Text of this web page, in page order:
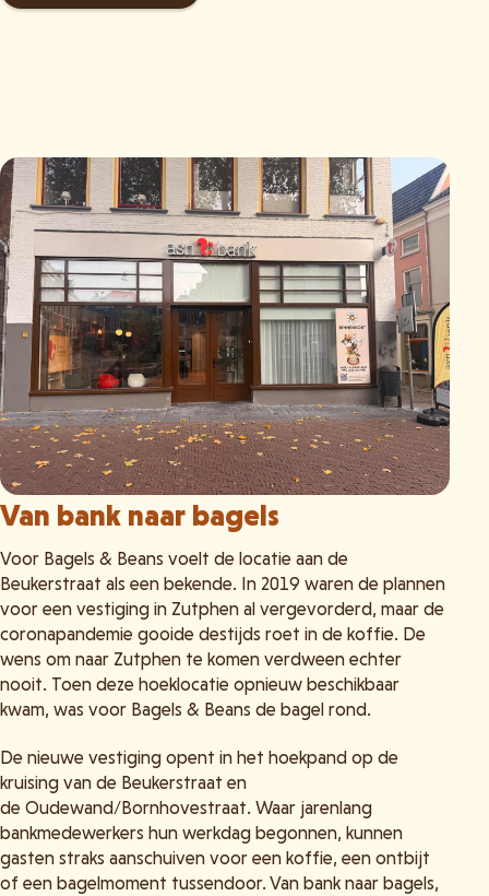
Van bank naar bagels
Voor Bagels & Beans voelt de locatie aan de
Beukerstraat als een bekende. In 2019 waren de plannen
voor een vestiging in Zutphen al vergevorderd, maar de
coronapandemie gooide destijds roet in de koffie. De
wens om naar Zutphen te komen verdween echter
nooit. Toen deze hoeklocatie opnieuw beschikbaar
kwam, was voor Bagels & Beans de bagel rond.
De nieuwe vestiging opent in het hoekpand op de
kruising van de Beukerstraat en
de Oudewand/Bornhovestraat. Waar jarenlang
bankmedewerkers hun werkdag begonnen, kunnen
gasten straks aanschuiven voor een koffie, een ontbijt
of een bagelmoment tussendoor. Van bank naar bagels,